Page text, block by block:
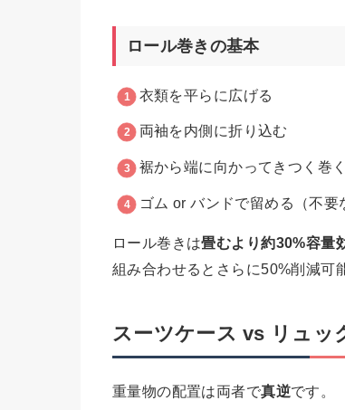
ロール巻きの基本
衣類を平らに広げる
両袖を内側に折り込む
裾から端に向かってきつく巻く
ゴム or バンドで留める（不要
ロール巻きは畳むより約30%容量
組み合わせるとさらに50%削減可
スーツケース vs リュッ
重量物の配置は両者で真逆です。